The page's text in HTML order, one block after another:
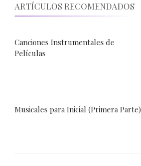
ARTÍCULOS RECOMENDADOS
Canciones Instrumentales de
Películas
Musicales para Inicial (Primera Parte)